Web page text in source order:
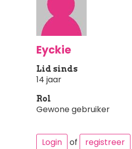
Eyckie
Lid sinds
14 jaar
Rol
Gewone gebruiker
Login of registreer